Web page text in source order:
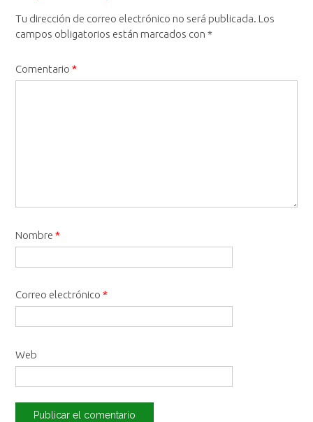
Tu dirección de correo electrónico no será publicada. Los
campos obligatorios están marcados con *
Comentario *
Nombre *
Correo electrónico *
Web